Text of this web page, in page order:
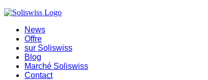
News
Offre
sur Soliswiss
Blog
Marché Soliswiss
Contact